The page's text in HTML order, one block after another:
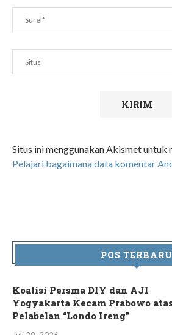
Situs ini menggunakan Akismet untuk
Pelajari bagaimana data komentar
POS TERBARU
Koalisi Persma DIY dan AJI
Yogyakarta Kecam Prabowo
Pelabelan “Londo Ireng”